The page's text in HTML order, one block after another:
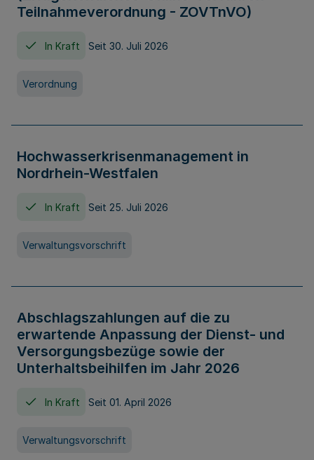
Teilnahmeverordnung - ZOVTnVO)
In Kraft Seit 30. Juli 2026
Verordnung
Hochwasserkrisenmanagement in
Nordrhein-Westfalen
In Kraft Seit 25. Juli 2026
Verwaltungsvorschrift
Abschlagszahlungen auf die zu
erwartende Anpassung der Dienst- und
Versorgungsbezüge sowie der
Unterhaltsbeihilfen im Jahr 2026
In Kraft Seit 01. April 2026
Verwaltungsvorschrift